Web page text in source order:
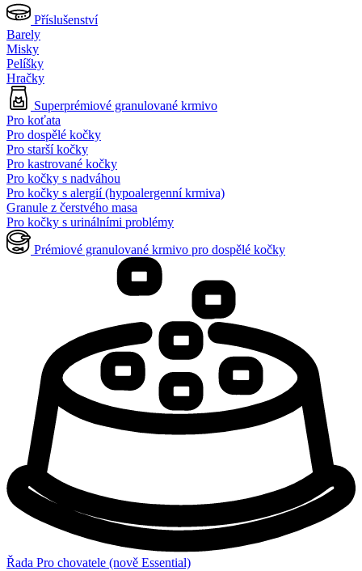
Příslušenství
Barely
Misky
Pelíšky
Hračky
Superprémiové granulované krmivo
Pro koťata
Pro dospělé kočky
Pro starší kočky
Pro kastrované kočky
Pro kočky s nadváhou
Pro kočky s alergií (hypoalergenní krmiva)
Granule z čerstvého masa
Pro kočky s urinálními problémy
Prémiové granulované krmivo pro dospělé kočky
Řada Pro chovatele (nově Essential)